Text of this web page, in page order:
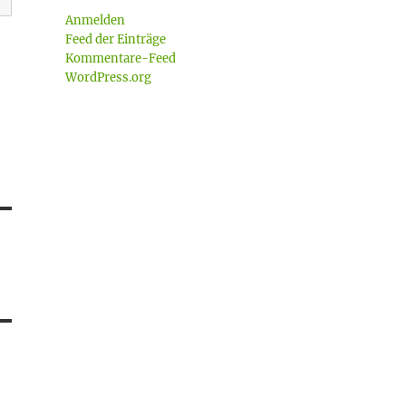
Anmelden
Feed der Einträge
Kommentare-Feed
WordPress.org